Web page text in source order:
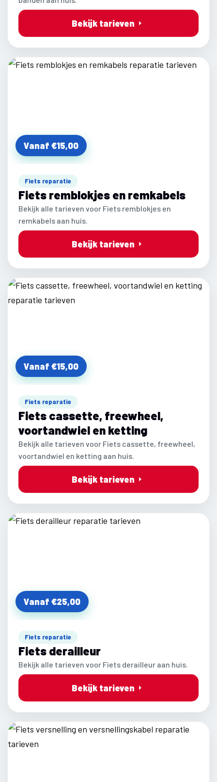
Bekijk tarieven
Vanaf €15,00
Fiets reparatie
Fiets remblokjes en remkabels
Bekijk alle tarieven voor Fiets remblokjes en
remkabels aan huis.
Bekijk tarieven
Vanaf €15,00
Fiets reparatie
Fiets cassette, freewheel,
voortandwiel en ketting
Bekijk alle tarieven voor Fiets cassette, freewheel,
voortandwiel en ketting aan huis.
Bekijk tarieven
Vanaf €25,00
Fiets reparatie
Fiets derailleur
Bekijk alle tarieven voor Fiets derailleur aan huis.
Bekijk tarieven